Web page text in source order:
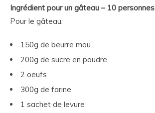
Ingrédient pour un gâteau – 10 personnes
Pour le gâteau:
150g de beurre mou
200g de sucre en poudre
2 oeufs
300g de farine
1 sachet de levure